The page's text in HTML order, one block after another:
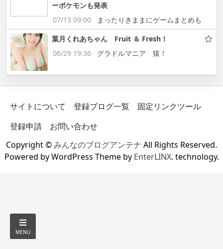
ーポケモンも発表
07/13 09:00
まったりきままにゲームまとめも
葉月くれあちゃん Fruit ＆ Fresh！
06/29 19:36
グラドルマニア 猿！
サイトについて 登録ブログ一覧
固定リンクツール
登録申請
お問い合わせ
Copyright ©みんなのブログアンテナ All Rights Reserved.
Powered by WordPress Theme by EnterLINX. technology.
MENU